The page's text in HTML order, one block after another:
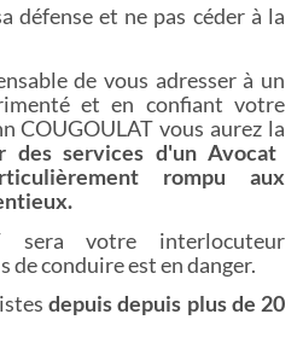
défense et ne pas céder à la
de vous adresser à un
et en confiant votre
COUGOULAT vous aurez la
des services d'un Avocat
rompu aux
sera votre interlocuteur
conduire est en danger.
depuis depuis plus de 20